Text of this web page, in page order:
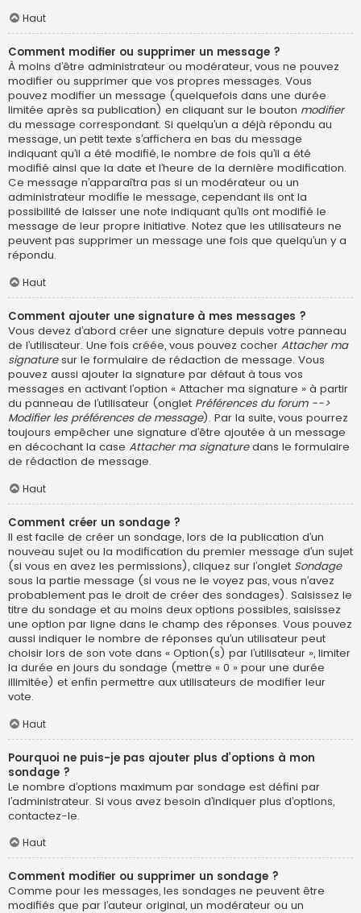
Haut
Comment modifier ou supprimer un message ?
À moins d’être administrateur ou modérateur, vous ne pouvez
modifier ou supprimer que vos propres messages. Vous
pouvez modifier un message (quelquefois dans une durée
limitée après sa publication) en cliquant sur le bouton modifier
du message correspondant. Si quelqu’un a déjà répondu au
message, un petit texte s’affichera en bas du message
indiquant qu’il a été modifié, le nombre de fois qu’il a été
modifié ainsi que la date et l’heure de la dernière modification.
Ce message n’apparaîtra pas si un modérateur ou un
administrateur modifie le message, cependant ils ont la
possibilité de laisser une note indiquant qu’ils ont modifié le
message de leur propre initiative. Notez que les utilisateurs ne
peuvent pas supprimer un message une fois que quelqu’un y a
répondu.
Haut
Comment ajouter une signature à mes messages ?
Vous devez d’abord créer une signature depuis votre panneau
de l’utilisateur. Une fois créée, vous pouvez cocher Attacher ma
signaturesur le formulaire de rédaction de message. Vous
pouvez aussi ajouter la signature par défaut à tous vos
messages en activant l’option « Attacher ma signature » à partir
du panneau de l’utilisateur (onglet Préférences du forum -->
Modifier les préférences de message). Par la suite, vous pourrez
toujours empêcher une signature d’être ajoutée à un message
en décochant la case Attacher ma signaturedans le formulaire
de rédaction de message.
Haut
Comment créer un sondage ?
Il est facile de créer un sondage, lors de la publication d’un
nouveau sujet ou la modification du premier message d’un sujet
(si vous en avez les permissions), cliquez sur l’onglet Sondage
sous la partie message (si vous ne le voyez pas, vous n’avez
probablement pas le droit de créer des sondages). Saisissez le
titre du sondage et au moins deux options possibles, saisissez
une option par ligne dans le champ des réponses. Vous pouvez
aussi indiquer le nombre de réponses qu’un utilisateur peut
choisir lors de son vote dans « Option(s) par l’utilisateur », limiter
la durée en jours du sondage (mettre « 0 » pour une durée
illimitée) et enfin permettre aux utilisateurs de modifier leur
vote.
Haut
Pourquoi ne puis-je pas ajouter plus d’options à mon
sondage ?
Le nombre d’options maximum par sondage est défini par
l’administrateur. Si vous avez besoin d’indiquer plus d’options,
contactez-le.
Haut
Comment modifier ou supprimer un sondage ?
Comme pour les messages, les sondages ne peuvent être
modifiés que par l’auteur original, un modérateur ou un